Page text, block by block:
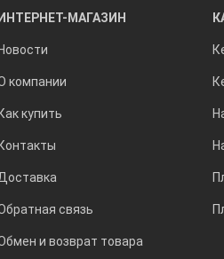
ИНТЕРНЕТ-МАГАЗИН
Новости
компании
Как купить
Контакты
связь
и возврат товара